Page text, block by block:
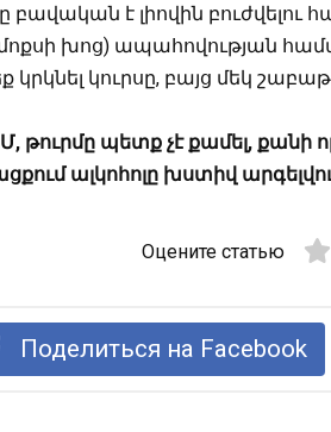
բավական է լիովին
խոց) ապահովության
կուրսը, բայց մեկ
թուրմը պետք չէ քամել, քանի
ալկոհոլը խստիվ
Оцените статью
Поделиться на Facebook